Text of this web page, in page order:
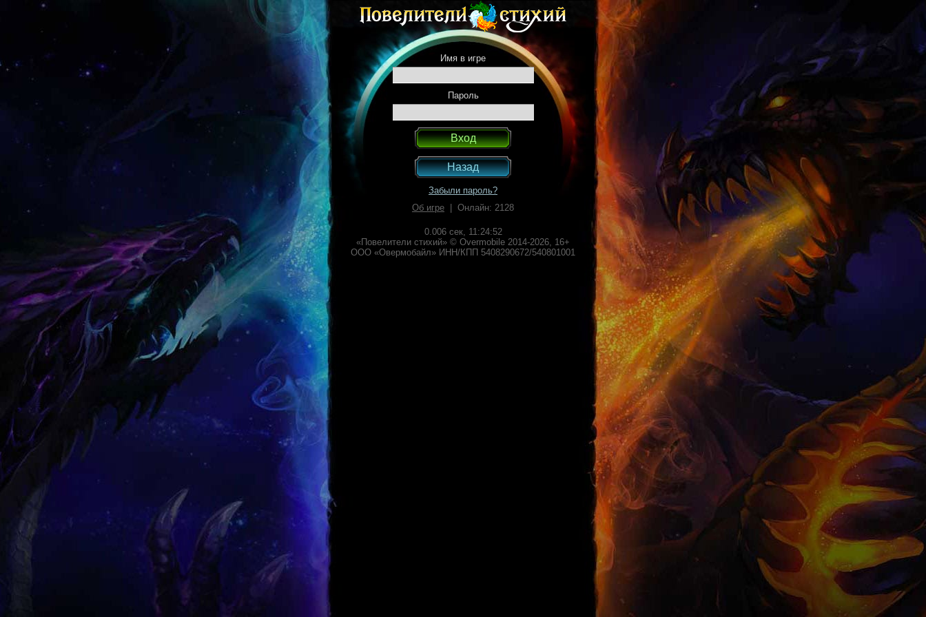
Имя в игре
Пароль
Назад
Забыли пароль?
Об игре | Онлайн: 2128
0.006 сек, 11:24:52
«Повелители стихий» © Overmobile 2014-2026, 16+
ООО «Овермобайл» ИНН/КПП 5408290672/540801001